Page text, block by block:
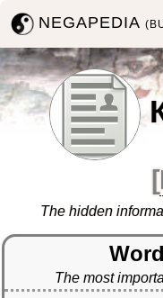
NEGAPEDIA
[
The hidden
The most